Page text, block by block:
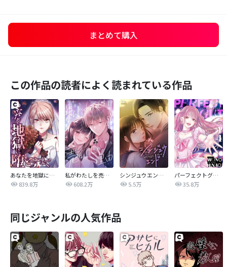
まとめて購入
この作品の読者によく読まれている作品
あなたを地獄に堕とすまで
839.8万
私がわたしを売る理由
608.2万
シンジュウエンド【タテヨミ】
5.5万
パーフェクトグリッター
35.8万
同じジャンルの人気作品